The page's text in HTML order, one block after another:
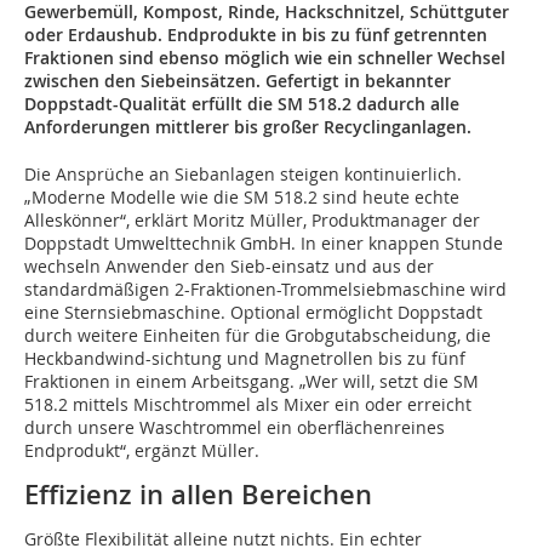
Gewerbemüll, Kompost, Rinde, Hackschnitzel, Schüttguter
oder Erdaushub. Endprodukte in bis zu fünf getrennten
Fraktionen sind ebenso möglich wie ein schneller Wechsel
zwischen den Siebeinsätzen. Gefertigt in bekannter
Doppstadt-Qualität erfüllt die SM 518.2 dadurch alle
Anforderungen mittlerer bis großer Recyclinganlagen.
Die Ansprüche an Siebanlagen steigen kontinuierlich.
„Moderne Modelle wie die SM 518.2 sind heute echte
Alleskönner“, erklärt Moritz Müller, Produktmanager der
Doppstadt Umwelttechnik GmbH. In einer knappen Stunde
wechseln Anwender den Sieb-einsatz und aus der
standardmäßigen 2-Fraktionen-Trommelsiebmaschine wird
eine Sternsiebmaschine. Optional ermöglicht Doppstadt
durch weitere Einheiten für die Grobgutabscheidung, die
Heckbandwind-sichtung und Magnetrollen bis zu fünf
Fraktionen in einem Arbeitsgang. „Wer will, setzt die SM
518.2 mittels Mischtrommel als Mixer ein oder erreicht
durch unsere Waschtrommel ein oberflächenreines
Endprodukt“, ergänzt Müller.
Effizienz in allen Bereichen
Größte Flexibilität alleine nutzt nichts. Ein echter